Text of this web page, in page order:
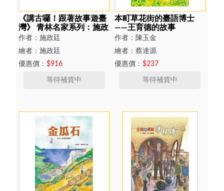
《講古囉！跟著故事遊臺
灣》 青林名家系列：施政
廷四書組
作者：施政廷
繪者：施政廷
優惠價：$916
等待補貨中
本町草花街的臺語博士
——王育德的故事
作者：陳玉金
繪者：蔡達源
優惠價： $237
等待補貨中